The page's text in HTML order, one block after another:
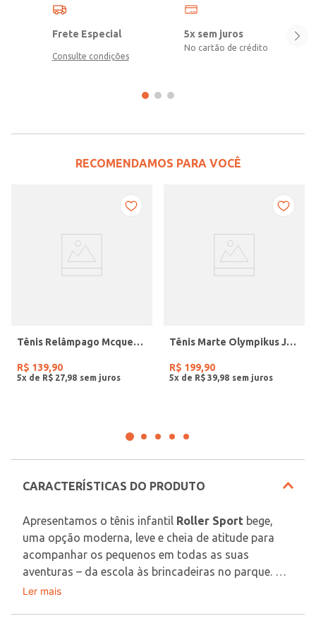
Frete Especial
Consulte condições
5x sem juros
No cartão de crédito
RECOMENDAMOS PARA VOCÊ
Tênis Relâmpago Mcqueen Infantil Para Menino- PRETO/VERMELHO/BRANCO
R$ 139,90
5x de R$ 27 98
Tênis Marte Olympikus Juvenil Para Menino - PRETO
R$ 199,90
5x de R$ 39 98
CARACTERÍSTICAS DO PRODUTO
Apresentamos o tênis infantil Roller Sport bege,
uma opção moderna, leve e cheia de atitude para
acompanhar os pequenos em todas as suas
aventuras – da escola às brincadeiras no parque.
Com um design esportivo e urbano, esse modelo é
Conforto:
inovador, que além de estiloso, absorve
Ler mais